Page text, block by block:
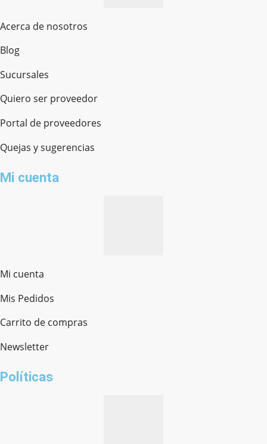
Acerca de nosotros
Blog
Sucursales
Quiero ser proveedor
Portal de proveedores
Quejas y sugerencias
Mi cuenta
Mi cuenta
Mis Pedidos
Carrito de compras
Newsletter
Políticas